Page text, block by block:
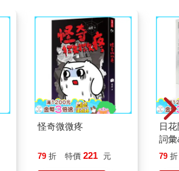
怪奇微微疼
79 折 特價 221 元
日
詞
79 折